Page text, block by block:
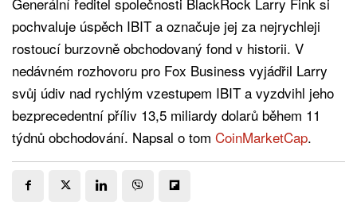
pochvaluje úspěch IBIT a označuje jej za nejrychleji
rostoucí burzovně obchodovaný fond v historii. V
nedávném rozhovoru pro Fox Business vyjádřil Larry
svůj údiv nad rychlým vzestupem IBIT a vyzdvihl jeho
bezprecedentní příliv 13,5 miliardy dolarů během 11
týdnů obchodování. Napsal o tom CoinMarketCap.